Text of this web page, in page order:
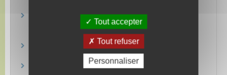
Hospitalisation : les types de séjour et les
démarches à effectuer
Caisse nationale d'assurance maladie (Cnam)
Hospitalisation
Caisse nationale d'assurance maladie (Cnam)
Hospitalisation à domicile
Tout accepter
Tout refuser
Personnaliser